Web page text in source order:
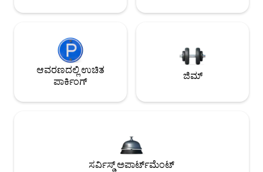
ಆವರಣದಲ್ಲಿ ಉಚಿತ
ಪಾರ್ಕಿಂಗ್
ಜಿಮ್
ಸರ್ವಿಸ್ಡ್ ಅಪಾರ್ಟ್‌ಮೆಂಟ್